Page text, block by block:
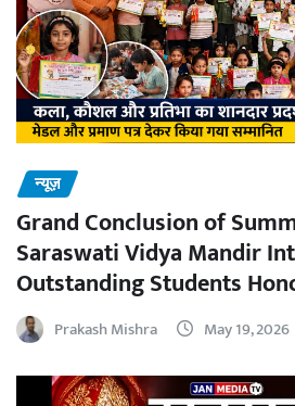
न्यूज़
Grand Conclusion of
Saraswati Vidya Mandir
Outstanding Students
Prakash Mishra May 19, 2026